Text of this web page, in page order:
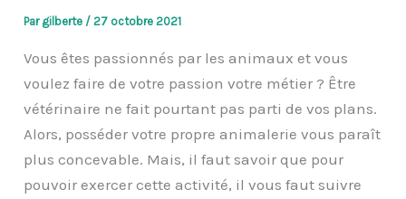
Par gilberte /27 octobre 2021
Vous êtes passionnés par les animaux et vous
voulez faire de votre passion votre métier ? Être
vétérinaire ne fait pourtant pas parti de vos plans.
Alors, posséder votre propre animalerie vous paraît
plus concevable. Mais, il faut savoir que pour
pouvoir exercer cette activité, il vous faut suivre